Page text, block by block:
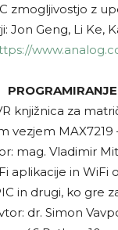
zmogljivostjo z
Jon Geng, Li Ke,
PROGRAMIRANJE
knjižnica za
vezjem MAX7219
mag. Vladimir
aplikacije in WiFi
in drugi, ko gre
dr. Simon